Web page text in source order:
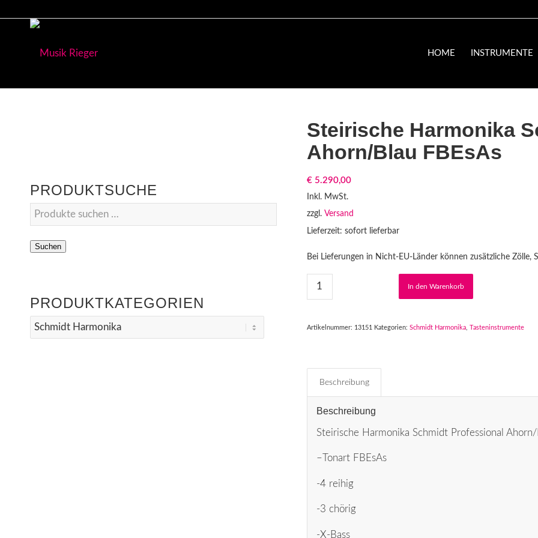
HOME INSTRUMENTE
PRODUKTSUCHE
Suchen
PRODUKTKATEGORIEN
Steirische Harmonika
Ahorn/Blau FBEsAs
€5.290,00
Inkl. MwSt.
zzgl. Versand
Lieferzeit: sofort lieferbar
Bei Lieferungen in Nicht-EU-Länder können zusätzliche Zölle,
In den Warenkorb
Artikelnummer: 13151 Kategorien: Schmidt Harmonika, Tasteninstrumente
Beschreibung
Beschreibung
Steirische Harmonika Schmidt Professional
–Tonart FBEsAs
-4 reihig
-3 chörig
-X-Bass